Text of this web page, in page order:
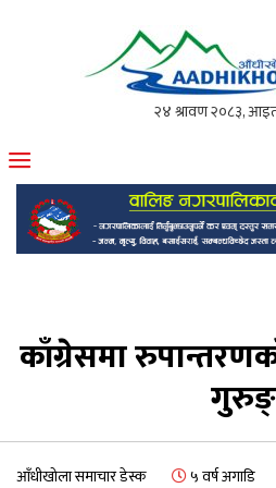
मोफसलकै लोकप्रिय अनलाइन पत्रिका
काँग्रेसमा
गुरुङ्
आँधीखोला समाचार डेस्क ५ वर्ष अगाडि